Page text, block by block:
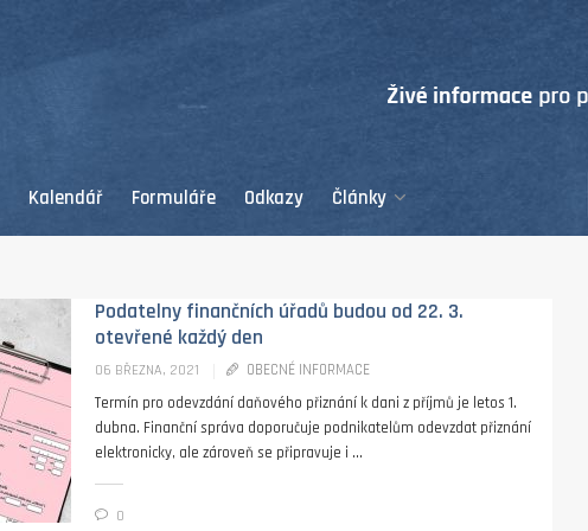
Kalendář Formuláře Odkazy Články
Podatelny finančních úřadů budou od 22. 3.
otevřené každý den
06 BŘEZNA, 2021
OBECNÉ INFORMACE
Termín pro odevzdání daňového přiznání k dani z příjmů je letos 1.
dubna. Finanční správa doporučuje podnikatelům odevzdat přiznání
elektronicky, ale zároveň se připravuje i ...
0